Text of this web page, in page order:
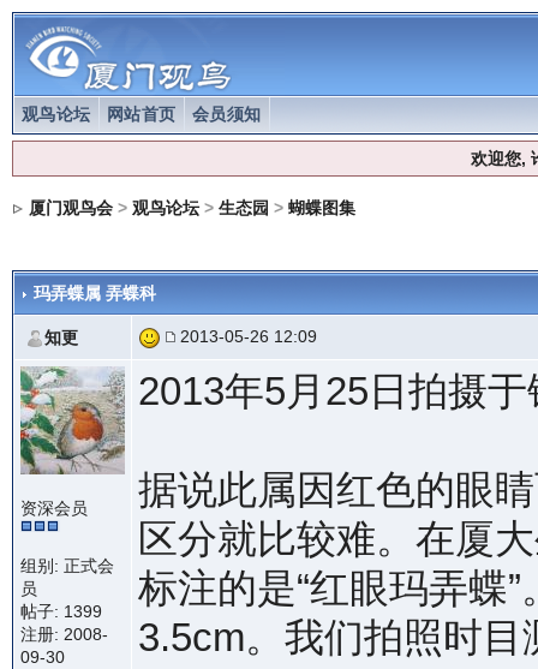
观鸟论坛 网站首页 会员须知
欢迎您,
厦门观鸟会> 观鸟论坛> 生态园 > 蝴蝶图集
玛弄蝶属 弄蝶科
知更 2013-05-26 12:09
资深会员
组别: 正式会
员
帖子: 1399
注册: 2008-
09-30
2013年5月25日拍摄
据说此属因红色的眼
区分就比较难。在厦
标注的是“红眼玛弄蝶
3.5cm。我们拍照时